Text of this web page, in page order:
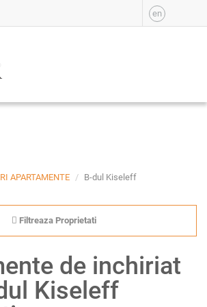
en
APARTAMENTE B-dul Kiseleff
Filtreaza Proprietati
de inchiriat
Kiseleff
NOI DE